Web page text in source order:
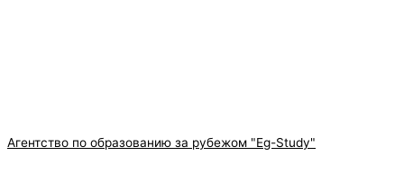
Агентство по образованию за рубежом "Eg-Study"